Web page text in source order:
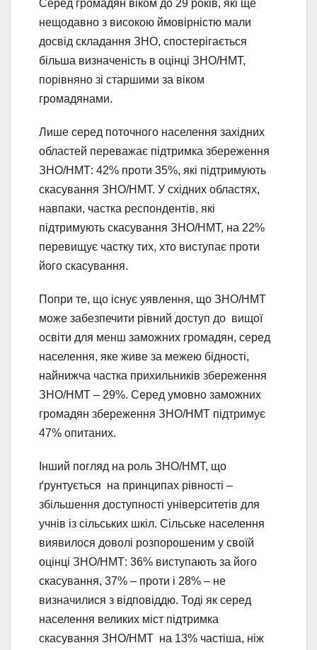
Серед громадян віком до 29 років, які ще
нещодавно з високою ймовірністю мали
досвід складання ЗНО, спостерігається
більша визначеність в оцінці ЗНО/НМТ,
порівняно зі старшими за віком
громадянами.
Лише серед поточного населення західних
областей переважає підтримка збереження
ЗНО/НМТ: 42% проти 35%, які підтримують
скасування ЗНО/НМТ. У східних областях,
навпаки, частка респондентів, які
підтримують скасування ЗНО/НМТ, на 22%
перевищує частку тих, хто виступає проти
його скасування.
Попри те, що існує уявлення, що ЗНО/НМТ
може забезпечити рівний доступ до вищої
освіти для менш заможних громадян, серед
населення, яке живе за межею бідності,
найнижча частка прихильників збереження
ЗНО/НМТ – 29%. Серед умовно заможних
громадян збереження ЗНО/НМТ підтримує
47% опитаних.
Інший погляд на роль ЗНО/НМТ, що
ґрунтується на принципах рівності –
збільшення доступності університетів для
учнів із сільських шкіл. Сільське населення
виявилося доволі розпорошеним у своїй
оцінці ЗНО/НМТ: 36% виступають за його
скасування, 37% – проти і 28% – не
визначилися з відповіддю. Тоді як серед
населення великих міст підтримка
скасування ЗНО/НМТ на 13% частіша, ніж